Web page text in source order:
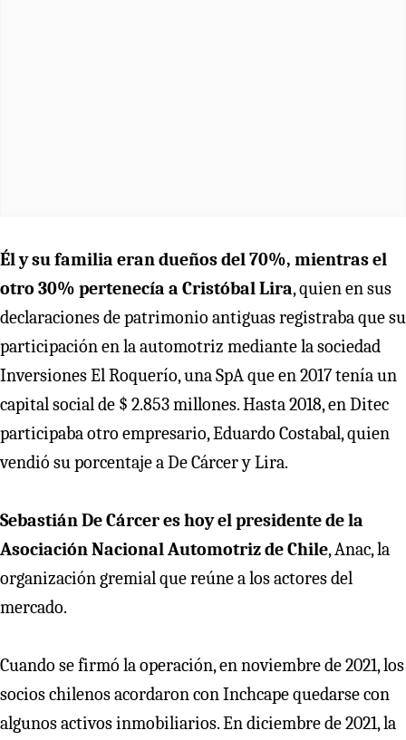
Él y su familia eran dueños del 70%, mientras el
otro 30% pertenecía a Cristóbal Lira, quien en sus
declaraciones de patrimonio antiguas registraba que su
participación en la automotriz mediante la sociedad
Inversiones El Roquerío, una SpA que en 2017 tenía un
capital social de $ 2.853 millones. Hasta 2018, en Ditec
participaba otro empresario, Eduardo Costabal, quien
vendió su porcentaje a De Cárcer y Lira.
Sebastián De Cárcer es hoy el presidente de la
Asociación Nacional Automotriz de Chile, Anac, la
organización gremial que reúne a los actores del
mercado.
Cuando se firmó la operación, en noviembre de 2021, los
socios chilenos acordaron con Inchcape quedarse con
algunos activos inmobiliarios. En diciembre de 2021, la